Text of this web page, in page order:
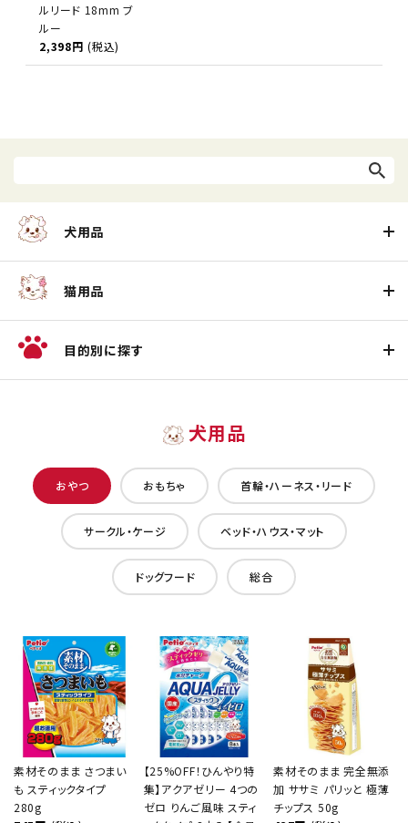
ルリード 18mm ブ
ルー
2,398円 (税込)
犬用品
猫用品
目的別に探す
犬用品
おやつ おもちゃ 首輪・ハーネス・リード
サークル・ケージ ベッド・ハウス・マット
ドッグフード 総合
素材そのまま さつまい
も スティックタイプ
280g
【25%OFF！ひんやり特
集】アクアゼリー 4つの
ゼロ りんご風味 スティ
素材そのまま 完全無添
加 ササミ パリッと 極薄
チップス 50g